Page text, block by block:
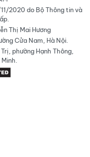
2020 do Bộ Thông tin và
Thị Mai Hương
Cửa Nam, Hà Nội.
phường Hạnh Thông,